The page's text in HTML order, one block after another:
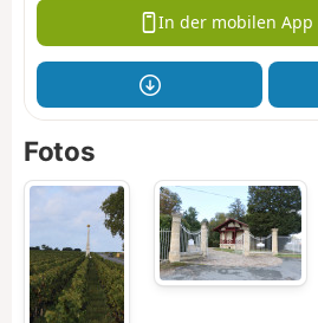
In der mobilen App
Fotos